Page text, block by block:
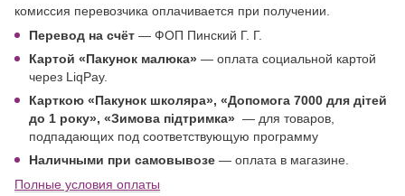
комиссия перевозчика оплачивается при получении.
Перевод на счёт — ФОП Пинский Г. Г.
Картой «Пакунок малюка» — оплата социальной картой
через LiqPay.
Карткою «Пакунок школяра», «Допомога 7000 для дітей
до 1 року», «Зимова підтримка» — для товаров,
подпадающих под соответствующую программу
Наличными при самовывозе — оплата в магазине.
Полные условия оплаты